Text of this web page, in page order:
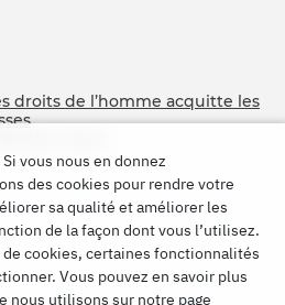
droits de l’homme acquitte les
Si vous nous en donnez
des cookies pour rendre votre
sa qualité et améliorer les
de la façon dont vous l’utilisez.
cookies, certaines fonctionnalités
Vous pouvez en savoir plus
nous utilisons sur notre page